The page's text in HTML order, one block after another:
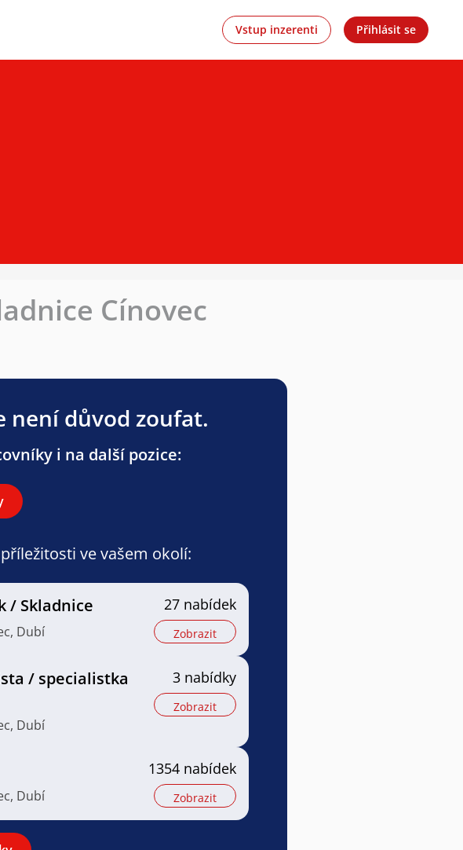
Vstup inzerenti Přihlásit se
Cínovec
není důvod zoufat.
i na další pozice:
ve vašem okolí:
/ Skladnice
Dubí
27 nabídek
Zobrazit
/ specialistka
Dubí
3 nabídky
Zobrazit
Dubí
1354 nabídek
Zobrazit